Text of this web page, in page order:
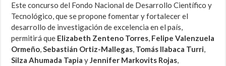
Este concurso del Fondo Nacional de Desarrollo Científico y
Tecnológico, que se propone fomentar y fortalecer el
desarrollo de investigación de excelencia en el país,
permitirá que Elizabeth Zenteno Torres, Felipe Valenzuela
Ormeño,Sebastián Ortiz-Mallegas, Tomás Ilabaca Turri,
Silza Ahumada Tapia yJennifer Markovits Rojas,